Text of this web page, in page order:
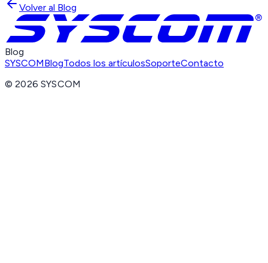
Volver al Blog
Blog
SYSCOMBlogTodos los artículosSoporteContacto
©2026 SYSCOM